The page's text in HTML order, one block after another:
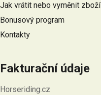
Jak vrátit nebo vyměnit zboží
Bonusový program
Kontakty
Fakturační údaje
Horseriding.cz